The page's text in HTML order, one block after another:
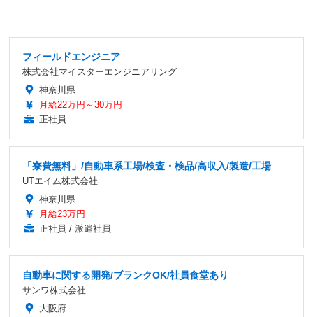
フィールドエンジニア
株式会社マイスターエンジニアリング
神奈川県
月給22万円～30万円
正社員
「寮費無料」/自動車系工場/検査・検品/高収入/製造/工場
UTエイム株式会社
神奈川県
月給23万円
正社員 / 派遣社員
自動車に関する開発/ブランクOK/社員食堂あり
サンワ株式会社
大阪府